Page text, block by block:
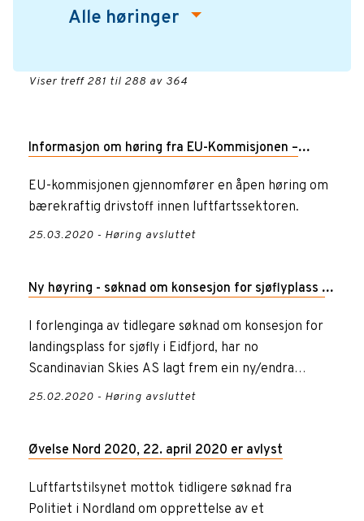
Alle høringer
Viser treff 281 til 288 av 364
Informasjon om høring fra EU-Kommisjonen –
Sustainable Aviation Fuels
EU-kommisjonen gjennomfører en åpen høring om
bærekraftig drivstoff innen luftfartssektoren.
25.03.2020 - Høring avsluttet
Ny høyring - søknad om konsesjon for sjøflyplass i
Eidfjord
I forlenginga av tidlegare søknad om konsesjon for
landingsplass for sjøfly i Eidfjord, har no
Scandinavian Skies AS lagt frem ein ny/endra
søknad.
25.02.2020 - Høring avsluttet
Øvelse Nord 2020, 22. april 2020 er avlyst
Luftfartstilsynet mottok tidligere søknad fra
Politiet i Nordland om opprettelse av et